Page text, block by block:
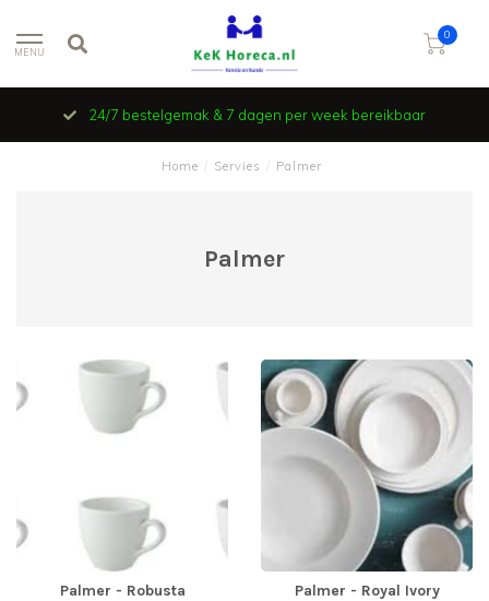
MENU
0
24/7 bestelgemak & 7 dagen per week bereikbaar
Home Servies Palmer
Palmer
Palmer - Robusta Palmer - Royal Ivory